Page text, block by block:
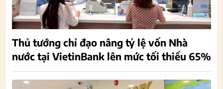
Thủ tướng chỉ đạo nâng tỷ lệ vốn Nhà
nước tại VietinBank lên mức tối thiểu 65%